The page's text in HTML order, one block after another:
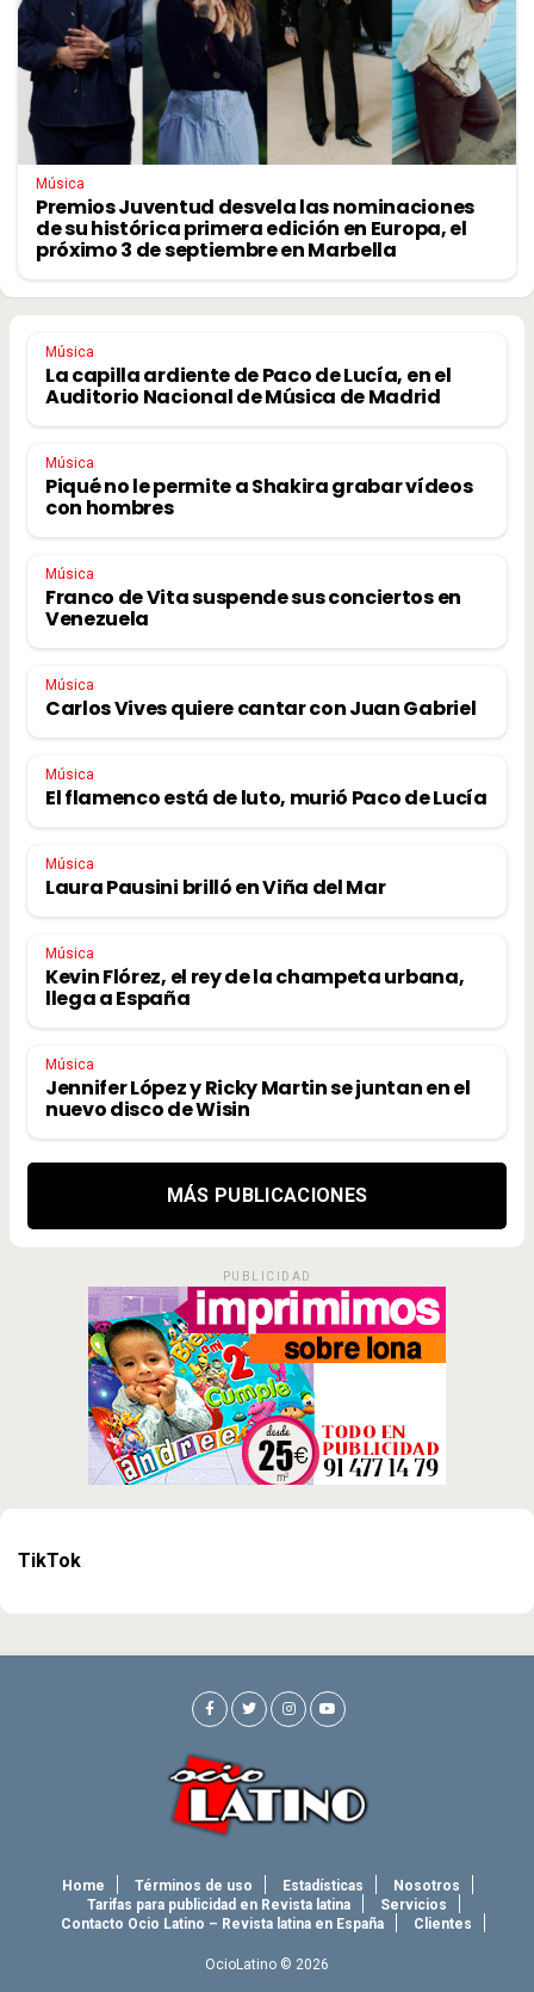
Música
Premios Juventud desvela las nominaciones
de su histórica primera edición en Europa, el
próximo 3 de septiembre en Marbella
Música
La capilla ardiente de Paco de Lucía, en el
Auditorio Nacional de Música de Madrid
Música
Piqué no le permite a Shakira grabar vídeos
con hombres
Música
Franco de Vita suspende sus conciertos en
Venezuela
Música
Carlos Vives quiere cantar con Juan Gabriel
Música
El flamenco está de luto, murió Paco de Lucía
Música
Laura Pausini brilló en Viña del Mar
Música
Kevin Flórez, el rey de la champeta urbana,
llega a España
Música
Jennifer López y Ricky Martin se juntan en el
nuevo disco de Wisin
MÁS PUBLICACIONES
PUBLICIDAD
TikTok
Home Términos de uso Estadísticas
Nosotros
Tarifas para publicidad en Revista latina
Servicios
Contacto Ocio Latino – Revista latina en España
Clientes
OcioLatino © 2026